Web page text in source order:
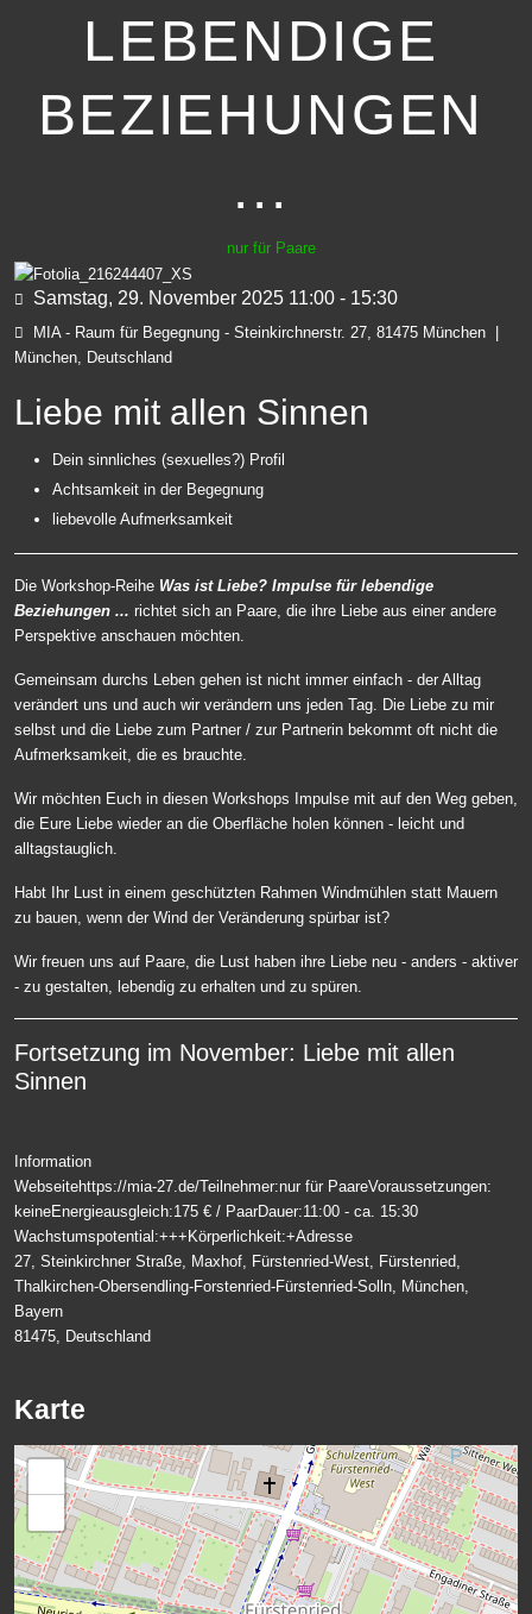
LEBENDIGE
BEZIEHUNGEN
...
nur für Paare
Samstag, 29. November 2025 11:00 - 15:30
MIA - Raum für Begegnung - Steinkirchnerstr. 27, 81475 München
München, Deutschland
Liebe mit allen Sinnen
Dein sinnliches (sexuelles?) Profil
Achtsamkeit in der Begegnung
liebevolle Aufmerksamkeit
Die Workshop-Reihe Was ist Liebe? Impulse für lebendige
Beziehungen ... richtet sich an Paare, die ihre Liebe aus einer andere
Perspektive anschauen möchten.
Gemeinsam durchs Leben gehen ist nicht immer einfach - der Alltag
verändert uns und auch wir verändern uns jeden Tag. Die Liebe zu mir
selbst und die Liebe zum Partner / zur Partnerin bekommt oft nicht die
Aufmerksamkeit, die es brauchte.
Wir möchten Euch in diesen Workshops Impulse mit auf den Weg geben,
die Eure Liebe wieder an die Oberfläche holen können - leicht und
alltagstauglich.
Habt Ihr Lust in einem geschützten Rahmen Windmühlen statt Mauern
zu bauen, wenn der Wind der Veränderung spürbar ist?
Wir freuen uns auf Paare, die Lust haben ihre Liebe neu - anders - aktiver
- zu gestalten, lebendig zu erhalten und zu spüren.
Fortsetzung im November: Liebe mit allen
Sinnen
Information
Webseitehttps://mia-27.de/Teilnehmer:nur für PaareVoraussetzungen:
keineEnergieausgleich:175 € / PaarDauer:11:00 - ca. 15:30
Wachstumspotential:+++ Körperlichkeit:+Adresse
27, Steinkirchner Straße, Maxhof, Fürstenried-West, Fürstenried,
Thalkirchen-Obersendling-Forstenried-Fürstenried-Solln, München,
Bayern
81475, Deutschland
Karte